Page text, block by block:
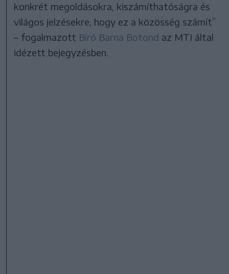
konkrét megoldásokra, kiszámíthatóságra és
világos jelzésekre, hogy ez a közösség számít”
– fogalmazott Bíró Barna Botond az MTI által
idézett bejegyzésben.